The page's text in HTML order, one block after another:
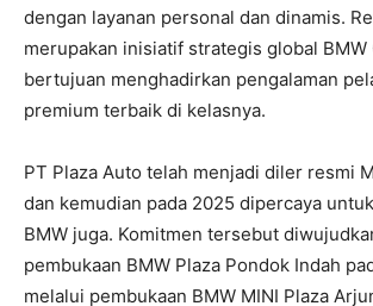
dengan layanan personal dan dinamis.
merupakan inisiatif strategis global BMW
bertujuan menghadirkan pengalaman
premium terbaik di kelasnya.
PT Plaza Auto telah menjadi diler resmi
dan kemudian pada 2025 dipercaya
BMW juga. Komitmen tersebut
pembukaan BMW Plaza Pondok Indah
melalui pembukaan BMW MINI Plaza